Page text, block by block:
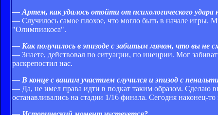
— Артем, как удалось отойти от психологического удара
— Cлучилось самое плохое, что могло быть в начале
"Олимпиакоса".
— Как получилось в эпизоде с забитым мячом, что вы не
— Знаете, действовал по ситуации, по инецрии. Мог
раскрепостил нас.
— В конце с вашим участием случился и эпизод с
— Да, не имел права идти в подкат таким образом. Сделаю
останавливались на стадии 1/16 финала. Сегодня наконец-